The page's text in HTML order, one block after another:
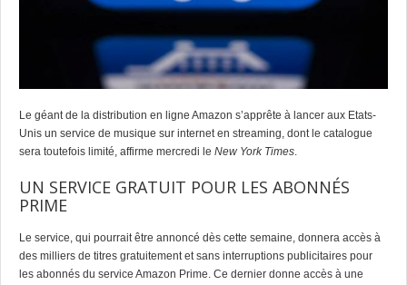
Le géant de la distribution en ligne Amazon s’apprête à lancer aux Etats-
Unis un service de musique sur internet en streaming, dont le catalogue
sera toutefois limité, affirme mercredi le New York Times
UN SERVICE GRATUIT POUR LES ABONNÉS
PRIME
Le service, qui pourrait être annoncé dès cette semaine, donnera accès à
des milliers de titres gratuitement et sans interruptions publicitaires pour
les abonnés du service Amazon Prime. Ce dernier donne accès à une